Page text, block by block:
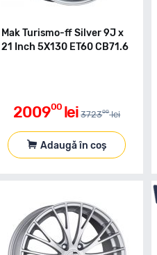
Mak Turismo-ff Silver 9J x
21 Inch 5X130 ET60 CB71.6
200900 lei 372300 lei
Adaugă în coș